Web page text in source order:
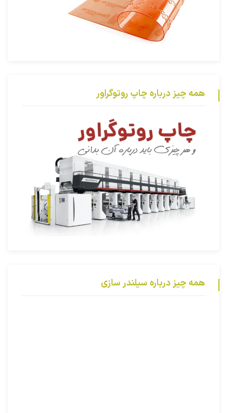
همه چیز درباره چاپ روتوگراور
همه چیز درباره سیلندر سازی